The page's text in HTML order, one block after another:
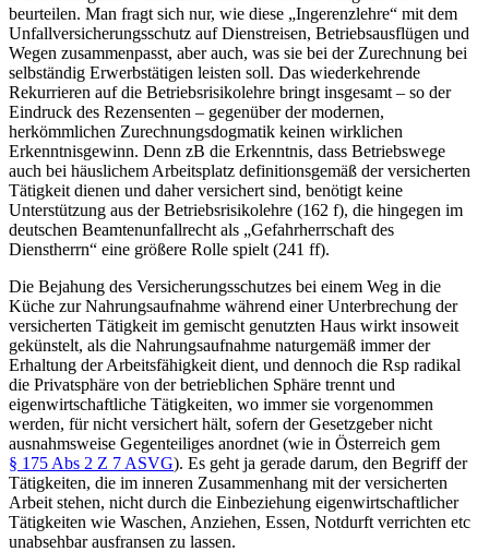
beurteilen. Man fragt sich nur, wie diese „Ingerenzlehre“ mit dem
Unfallversicherungsschutz auf Dienstreisen, Betriebsausflügen und
Wegen zusammenpasst, aber auch, was sie bei der Zurechnung bei
selbständig Erwerbstätigen leisten soll. Das wiederkehrende
Rekurrieren auf die Betriebsrisikolehre bringt insgesamt – so der
Eindruck des Rezensenten – gegenüber der modernen,
herkömmlichen Zurechnungsdogmatik keinen wirklichen
Erkenntnisgewinn. Denn zB die Erkenntnis, dass Betriebswege
auch bei häuslichem Arbeitsplatz definitionsgemäß der versicherten
Tätigkeit dienen und daher versichert sind, benötigt keine
Unterstützung aus der Betriebsrisikolehre (162 f), die hingegen im
deutschen Beamtenunfallrecht als „Gefahrherrschaft des
Dienstherrn“ eine größere Rolle spielt (241 ff).
Die Bejahung des Versicherungsschutzes bei einem Weg in die
Küche zur Nahrungsaufnahme während einer Unterbrechung der
versicherten Tätigkeit im gemischt genutzten Haus wirkt insoweit
gekünstelt, als die Nahrungsaufnahme naturgemäß immer der
Erhaltung der Arbeitsfähigkeit dient, und dennoch die Rsp radikal
die Privatsphäre von der betrieblichen Sphäre trennt und
eigenwirtschaftliche Tätigkeiten, wo immer sie vorgenommen
werden, für nicht versichert hält, sofern der Gesetzgeber nicht
ausnahmsweise Gegenteiliges anordnet (wie in Österreich gem
§ 175 Abs 2 Z 7 ASVG). Es geht ja gerade darum, den Begriff der
Tätigkeiten, die im inneren Zusammenhang mit der versicherten
Arbeit stehen, nicht durch die Einbeziehung eigenwirtschaftlicher
Tätigkeiten wie Waschen, Anziehen, Essen, Notdurft verrichten etc
unabsehbar ausfransen zu lassen.